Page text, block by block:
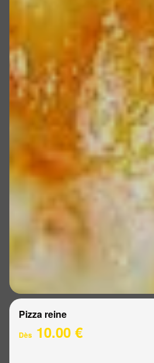
Pizza reine
Dès 10.00 €